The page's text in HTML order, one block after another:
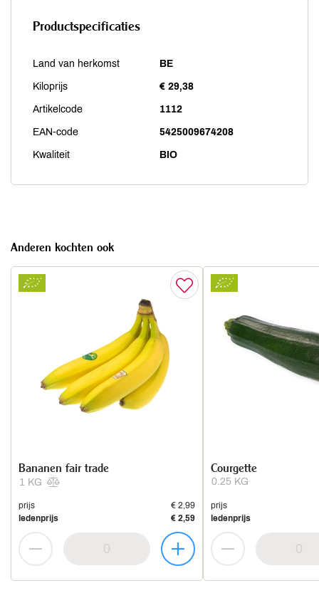
Productspecificaties
Land van herkomst BE
Kiloprijs € 29,38
Artikelcode 1112
EAN-code 5425009674208
Kwaliteit BIO
Anderen kochten ook
1 KG
Bananen fair trade
prijs
€ 2,99
ledenprijs
€ 2,59
0.25 KG
Courgette
prijs
ledenprijs